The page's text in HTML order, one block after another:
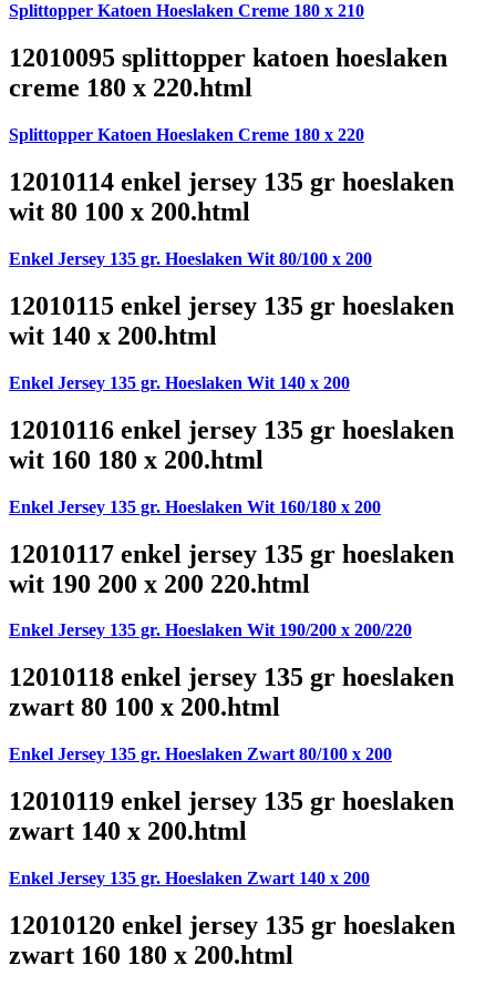
Splittopper Katoen Hoeslaken Creme 180 x 210
12010095 splittopper katoen hoeslaken
creme 180 x 220.html
Splittopper Katoen Hoeslaken Creme 180 x 220
12010114 enkel jersey 135 gr hoeslaken
wit 80 100 x 200.html
Enkel Jersey 135 gr. Hoeslaken Wit 80/100 x 200
12010115 enkel jersey 135 gr hoeslaken
wit 140 x 200.html
Enkel Jersey 135 gr. Hoeslaken Wit 140 x 200
12010116 enkel jersey 135 gr hoeslaken
wit 160 180 x 200.html
Enkel Jersey 135 gr. Hoeslaken Wit 160/180 x 200
12010117 enkel jersey 135 gr hoeslaken
wit 190 200 x 200 220.html
Enkel Jersey 135 gr. Hoeslaken Wit 190/200 x 200/220
12010118 enkel jersey 135 gr hoeslaken
zwart 80 100 x 200.html
Enkel Jersey 135 gr. Hoeslaken Zwart 80/100 x 200
12010119 enkel jersey 135 gr hoeslaken
zwart 140 x 200.html
Enkel Jersey 135 gr. Hoeslaken Zwart 140 x 200
12010120 enkel jersey 135 gr hoeslaken
zwart 160 180 x 200.html